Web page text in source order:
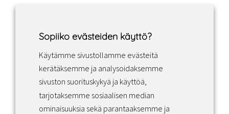
Facebook Instagram LinkedIn
Sopimusehdot
Sopiiko evästeiden käyttö?
Käytämme sivustollamme evästeitä
kerätäksemme ja analysoidaksemme
sivuston suorituskykyä ja käyttöä,
tarjotaksemme sosiaalisen median
ominaisuuksia sekä parantaaksemme ja